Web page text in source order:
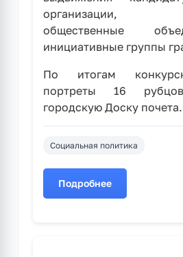
организации,
общественные
инициативные группы
По итогам
портреты 16
городскую Доску почета.
Социальная политика
Подробнее
о